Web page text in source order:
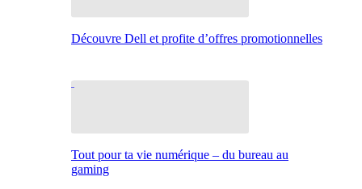
Découvre Dell et profite d’offres promotionnelles
Tout pour ta vie numérique – du bureau au
gaming